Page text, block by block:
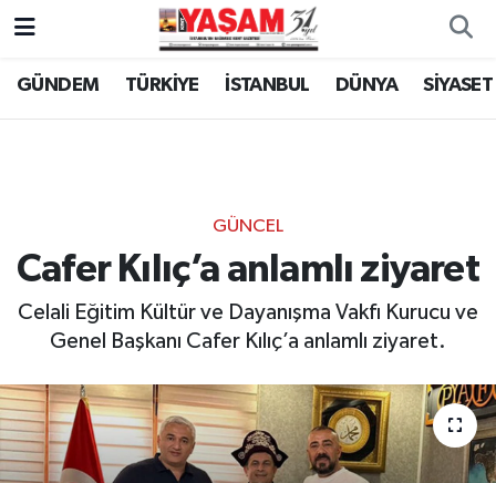
GÜNDEM TÜRKİYE İSTANBUL DÜNYA SİYASET
GÜNCEL
Cafer Kılıç’a anlamlı ziyaret
Celali Eğitim Kültür ve Dayanışma Vakfı Kurucu ve
Genel Başkanı Cafer Kılıç’a anlamlı ziyaret.